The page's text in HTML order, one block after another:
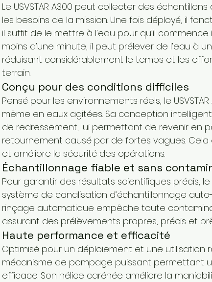
Le USVSTAR A300 peut collecter des échantillons
les besoins de la mission. Une fois déployé, il
il suffit de le mettre à l’eau pour qu’il
moins d’une minute, il peut prélever de l’eau à
réduisant considérablement le temps et les
terrain.
Conçu pour des conditions difficiles
Pensé pour les environnements réels, le
même en eaux agitées. Sa conception
de redressement, lui permettant de revenir en
retournement causé par de fortes vagues.
et améliore la sécurité des opérations.
Échantillonnage fiable et sans
Pour garantir des résultats scientifiques précis, le
système de canalisation d’échantillonnage
rinçage automatique empêche toute
assurant des prélèvements propres, précis et
Haute performance et efficacité
Optimisé pour un déploiement et une utilisation
mécanisme de pompage puissant permettant
efficace. Son hélice carénée améliore la